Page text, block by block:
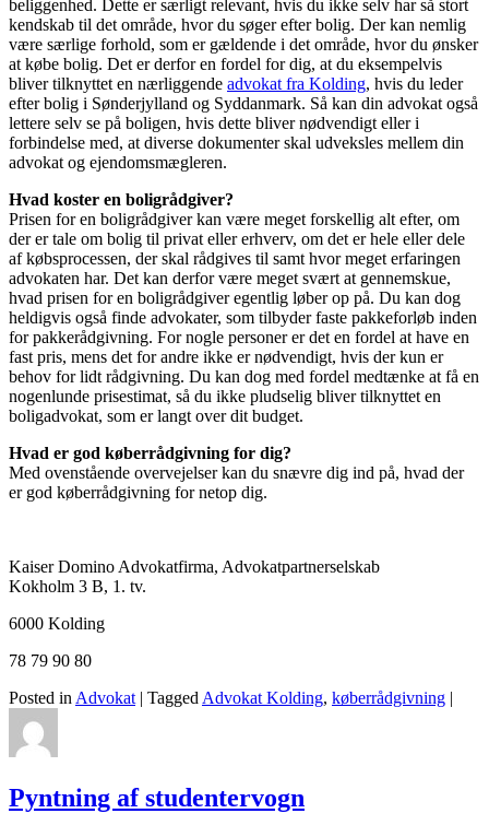
beliggenhed. Dette er særligt relevant, hvis du ikke selv har så stort
kendskab til det område, hvor du søger efter bolig. Der kan nemlig
være særlige forhold, som er gældende i det område, hvor du ønsker
at købe bolig. Det er derfor en fordel for dig, at du eksempelvis
bliver tilknyttet en nærliggende advokat fra Kolding, hvis du leder
efter bolig i Sønderjylland og Syddanmark. Så kan din advokat også
lettere selv se på boligen, hvis dette bliver nødvendigt eller i
forbindelse med, at diverse dokumenter skal udveksles mellem din
advokat og ejendomsmægleren.
Hvad koster en boligrådgiver?
Prisen for en boligrådgiver kan være meget forskellig alt efter, om
der er tale om bolig til privat eller erhverv, om det er hele eller dele
af købsprocessen, der skal rådgives til samt hvor meget erfaringen
advokaten har. Det kan derfor være meget svært at gennemskue,
hvad prisen for en boligrådgiver egentlig løber op på. Du kan dog
heldigvis også finde advokater, som tilbyder faste pakkeforløb inden
for pakkerådgivning. For nogle personer er det en fordel at have en
fast pris, mens det for andre ikke er nødvendigt, hvis der kun er
behov for lidt rådgivning. Du kan dog med fordel medtænke at få en
nogenlunde prisestimat, så du ikke pludselig bliver tilknyttet en
boligadvokat, som er langt over dit budget.
Hvad er god køberrådgivning for dig?
Med ovenstående overvejelser kan du snævre dig ind på, hvad der
er god køberrådgivning for netop dig.
Kaiser Domino Advokatfirma, Advokatpartnerselskab
Kokholm 3 B, 1. tv.
6000 Kolding
78 79 90 80
Posted inAdvokat | TaggedAdvokat Kolding, køberrådgivning |
Pyntning af studentervogn